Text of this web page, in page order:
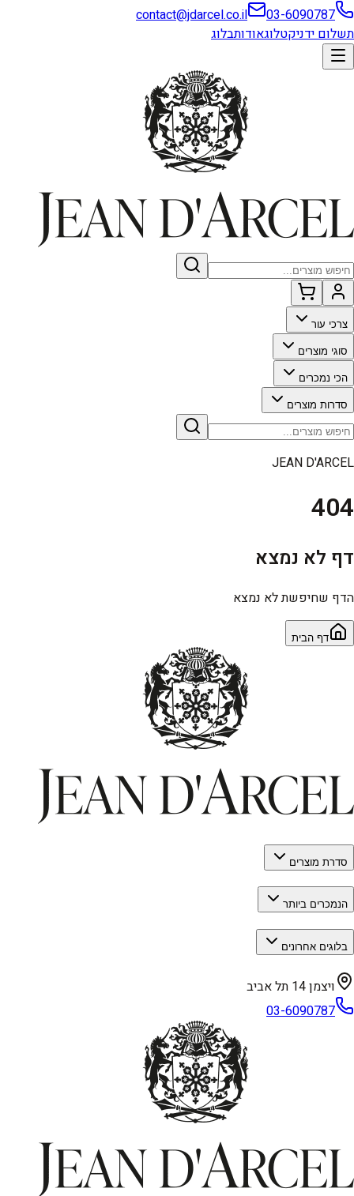
03-6090787
contact@jdarcel.co.il
תשלום ידניקטלוגאודותבלוג
צרכי עור
סוגי מוצרים
הכי נמכרים
סדרות מוצרים
JEAN D'ARCEL
404
דף לא נמצא
הדף שחיפשת לא נמצא
דף הבית
סדרת מוצרים
הנמכרים ביותר
בלוגים אחרונים
ויצמן 14 תל אביב
03-6090787